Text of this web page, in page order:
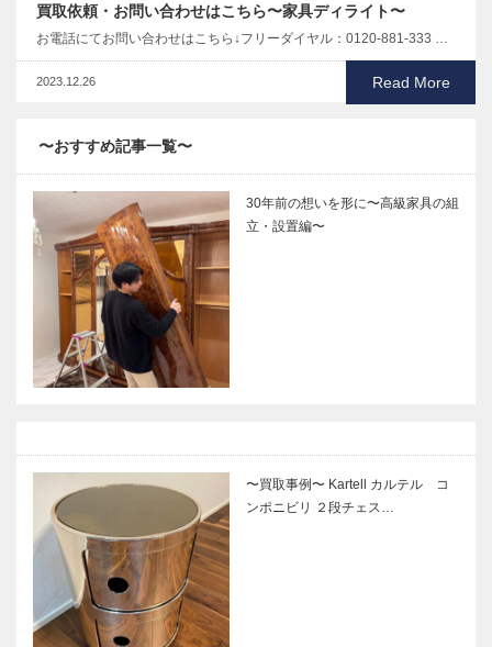
買取依頼・お問い合わせはこちら〜家具ディライト〜
お電話にてお問い合わせはこちら↓フリーダイヤル：0120-881-333 …
Read More
2023.12.26
〜おすすめ記事一覧〜
30年前の想いを形に〜高級家具の組
立・設置編〜
〜買取事例〜 Kartell カルテル コ
ンポニビリ ２段チェス…